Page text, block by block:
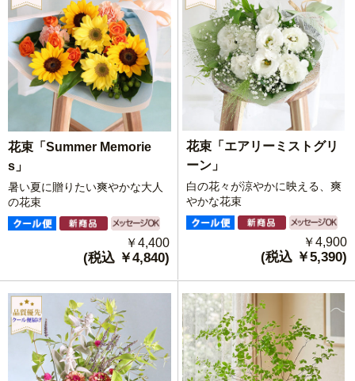
花束「Summer Memorie
s」
暑い夏に贈りたい爽やかな大人
の花束
￥4,400
(税込 ￥4,840)
花束「エアリーミストグリ
ーン」
白の花々が涼やかに映える、爽
やかな花束
￥4,900
(税込 ￥5,390)